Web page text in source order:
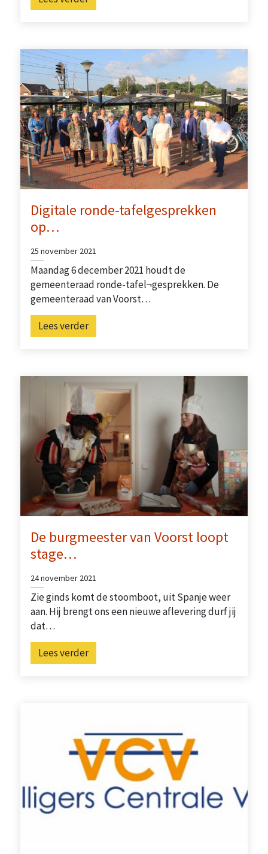
Digitale ronde-tafelgesprekken
op…
25 november 2021
Maandag 6 december 2021 houdt de
gemeenteraad ronde-tafel¬gesprekken. De
gemeenteraad van Voorst…
Lees verder
De burgmeester van Voorst loopt
stage…
24 november 2021
Zie ginds komt de stoomboot, uit Spanje weer
aan. Hij brengt ons een nieuwe aflevering durf jij
dat…
Lees verder